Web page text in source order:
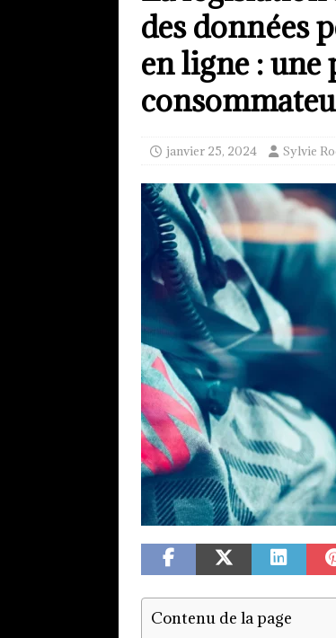
des données
en ligne :
janvier 25, 2024 Sylvie
Contenu de la page